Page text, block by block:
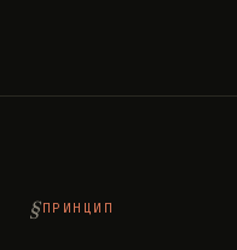
ПРИНЦИП